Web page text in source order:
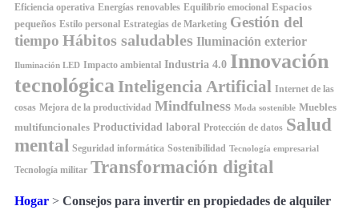
Eficiencia operativa Energías renovables Equilibrio emocional Espacios
pequeños Estilo personal Estrategias de Marketing Gestión del
tiempo Hábitos saludables Iluminación exterior
Iluminación LED Impacto ambiental Industria 4.0 Innovación
tecnológica Inteligencia Artificial Internet de las
cosas Mejora de la productividad Mindfulness Moda sostenible Muebles
multifuncionales Productividad laboral Protección de datos Salud
mental Seguridad informática Sostenibilidad Tecnología empresarial
Tecnología militar Transformación digital
Hogar > Consejos para invertir en propiedades de alquiler